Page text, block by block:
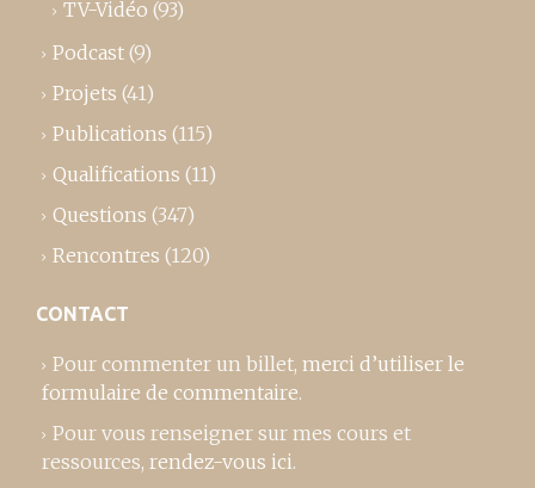
TV-Vidéo (93)
Podcast (9)
Projets (41)
Publications (115)
Qualifications (11)
Questions (347)
Rencontres (120)
CONTACT
Pour commenter un billet, merci d’utiliser le
formulaire de commentaire.
Pour vous renseigner sur mes cours et
ressources, rendez-vous ici.